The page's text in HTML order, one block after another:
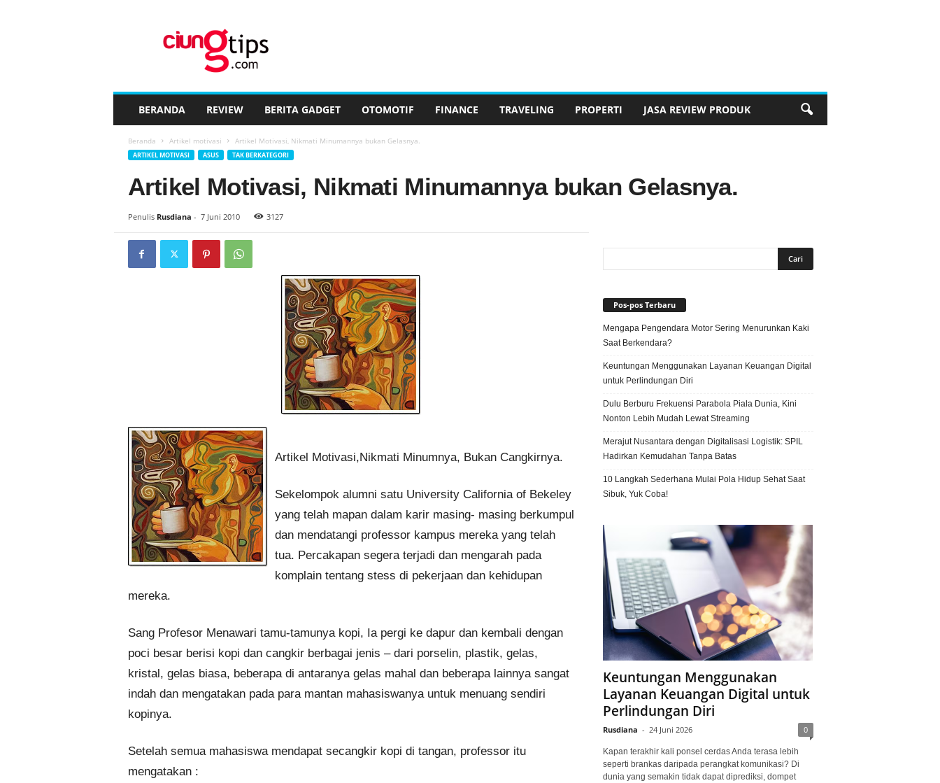
BERANDA REVIEW BERITA GADGET OTOMOTIF FINANCE TRAVELING PROPERTI JASA REVIEW PRODUK
Beranda Artikel motivasi Artikel Motivasi, Nikmati Minumannya bukan Gelasnya.
ARTIKEL MOTIVASI ASUS TAK BERKATEGORI
Artikel Motivasi, Nikmati Minumannya bukan Gelasnya.
Penulis Rusdiana - 7 Juni 2010 3127
Artikel Motivasi,Nikmati Minumnya, Bukan Cangkirnya.
Sekelompok alumni satu University California of Bekeley
yang telah mapan dalam karir masing- masing berkumpul
dan mendatangi professor kampus mereka yang telah
tua. Percakapan segera terjadi dan mengarah pada
komplain tentang stess di pekerjaan dan kehidupan
mereka.
Sang Profesor Menawari tamu-tamunya kopi, Ia pergi ke dapur dan kembali dengan
poci besar berisi kopi dan cangkir berbagai jenis – dari porselin, plastik, gelas,
kristal, gelas biasa, beberapa di antaranya gelas mahal dan beberapa lainnya sangat
indah dan mengatakan pada para mantan mahasiswanya untuk menuang sendiri
kopinya.
Setelah semua mahasiswa mendapat secangkir kopi di tangan, professor itu
mengatakan :
Pos-pos Terbaru
Mengapa Pengendara Motor Sering Menurunkan Kaki
Saat Berkendara?
Keuntungan Menggunakan Layanan Keuangan Digital
untuk Perlindungan Diri
Dulu Berburu Frekuensi Parabola Piala Dunia, Kini
Nonton Lebih Mudah Lewat Streaming
Merajut Nusantara dengan Digitalisasi Logistik: SPIL
Hadirkan Kemudahan Tanpa Batas
10 Langkah Sederhana Mulai Pola Hidup Sehat Saat
Sibuk, Yuk Coba!
Keuntungan Menggunakan
Layanan Keuangan Digital untuk
Perlindungan Diri
Rusdiana - 24 Juni 2026 0
Kapan terakhir kali ponsel cerdas Anda terasa lebih
seperti brankas daripada perangkat komunikasi? Di
dunia yang semakin tidak dapat diprediksi, dompet